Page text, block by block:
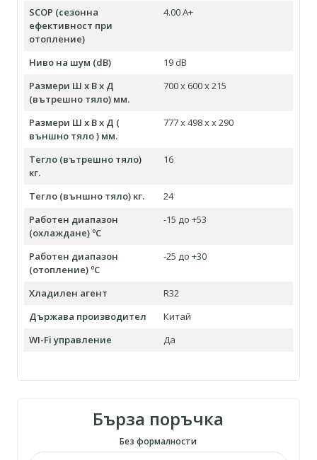
Бърза поръчка
Без формалности
SCOP (сезонна
ефективност при
отопление)
4.00 А+
Ниво на шум (dB)
19 dB
Размери Ш х В х Д
(вътрешно тяло) мм.
700 x 600 x 215
Размери Ш х В х Д (
външно тяло ) мм.
777 x 498 x x 290
Тегло (вътрешно тяло)
кг.
16
Тегло (външно тяло) кг.
24
Работен диапазон
(охлаждане) ºC
-15 до +53
Работен диапазон
(отопление) ºC
-25 до +30
Хладилен агент
R32
Държава производител
Китай
WI-Fi управление
Да